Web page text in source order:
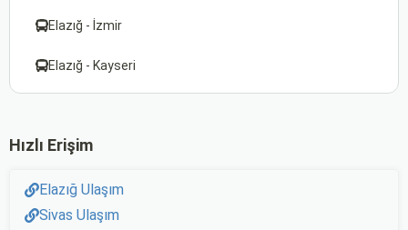
Elazığ - İzmir
Elazığ - Kayseri
Hızlı Erişim
Elazığ Ulaşım
Sivas Ulaşım